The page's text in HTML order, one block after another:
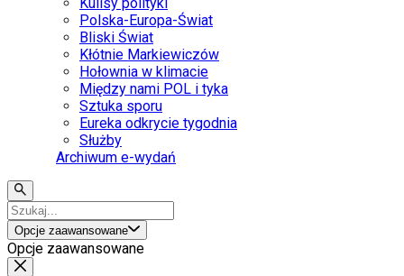
Polska-Europa-Świat
Bliski Świat
Kłótnie Markiewiczów
Hołownia w klimacie
Między nami POL i tyka
Sztuka sporu
Eureka odkrycie tygodnia
Służby
Archiwum e-wydań
Opcje zaawansowane
Opcje zaawansowane